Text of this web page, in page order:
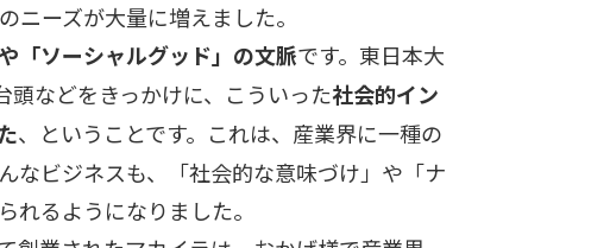
ニーズが大量に増えました。
「ソーシャルグッド」の文脈です。東日本大
などをきっかけに、こういった社会的イン
、ということです。これは、産業界に一種の
なビジネスも、「社会的な意味づけ」や「ナ
れるようになりました。